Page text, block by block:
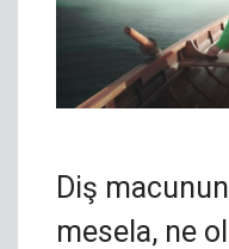
Diş
mesela, ne